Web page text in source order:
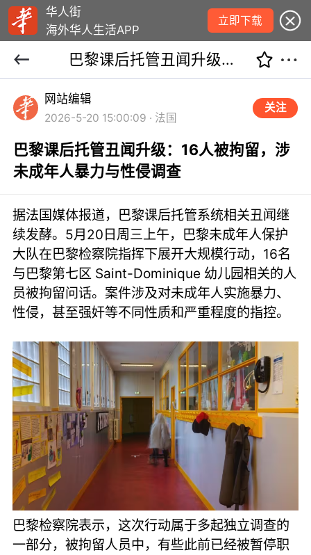
华人街
海外华人生活APP
立即下载
巴黎课后托管丑闻升级：16人被拘留，涉未成年人暴力与性侵调查
网站编辑
2026-5-20 15:00:09 · 法国
关注
巴黎课后托管丑闻升级：16人被拘留，涉
未成年人暴力与性侵调查
据法国媒体报道，巴黎课后托管系统相关丑闻继
续发酵。5月20日周三上午，巴黎未成年人保护
大队在巴黎检察院指挥下展开大规模行动，16名
与巴黎第七区 Saint-Dominique 幼儿园相关的人
员被拘留问话。案件涉及对未成年人实施暴力、
性侵，甚至强奸等不同性质和严重程度的指控。
巴黎检察院表示，这次行动属于多起独立调查的
一部分，被拘留人员中，有些此前已经被暂停职